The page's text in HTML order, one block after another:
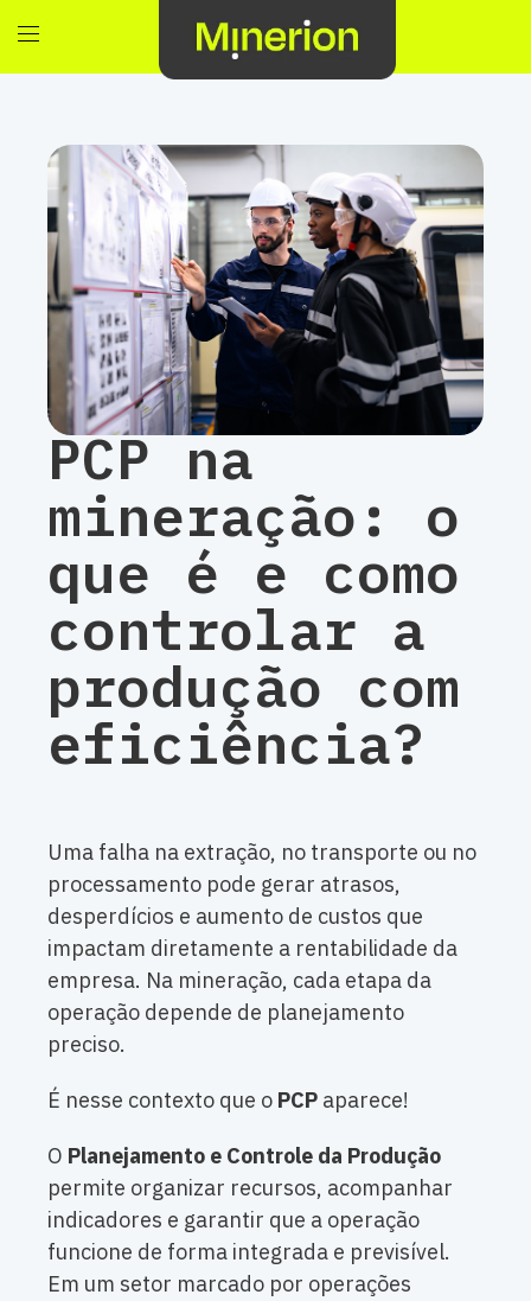
PCP na
mineração: o
que é e como
controlar a
produção com
eficiência?
Uma falha na extração, no transporte ou no
processamento pode gerar atrasos,
desperdícios e aumento de custos que
impactam diretamente a rentabilidade da
empresa. Na mineração, cada etapa da
operação depende de planejamento
preciso.
É nesse contexto que o PCP aparece!
O Planejamento e Controle da Produção
permite organizar recursos, acompanhar
indicadores e garantir que a operação
funcione de forma integrada e previsível.
Em um setor marcado por operações